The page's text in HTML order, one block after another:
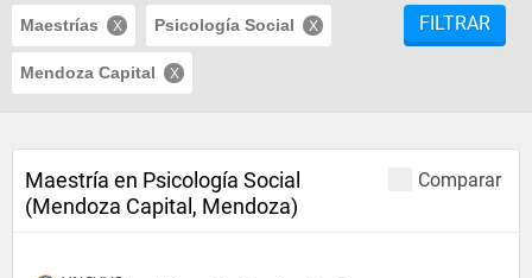
Maestrías Psicología Social
Mendoza Capital
FILTRAR
Comparar
Maestría en Psicología Social
(Mendoza Capital, Mendoza)